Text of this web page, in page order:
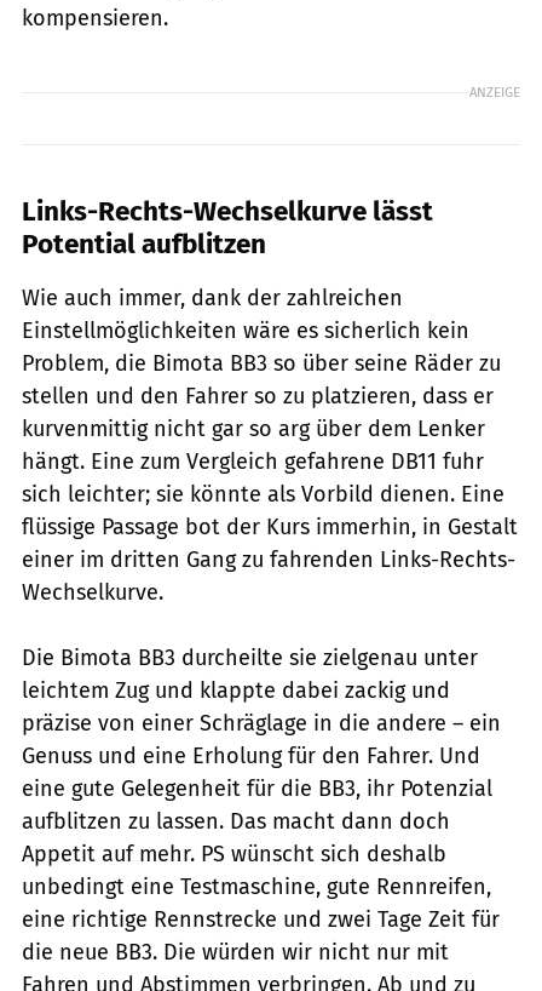
kompensieren.
ANZEIGE
Links-Rechts-Wechselkurve lässt
Potential aufblitzen
Wie auch immer, dank der zahlreichen
Einstellmöglichkeiten wäre es sicherlich kein
Problem, die Bimota BB3 so über seine Räder zu
stellen und den Fahrer so zu platzieren, dass er
kurvenmittig nicht gar so arg über dem Lenker
hängt. Eine zum Vergleich gefahrene DB11 fuhr
sich leichter; sie könnte als Vorbild dienen. Eine
flüssige Passage bot der Kurs immerhin, in Gestalt
einer im dritten Gang zu fahrenden Links-Rechts-
Wechselkurve.
Die Bimota BB3 durcheilte sie zielgenau unter
leichtem Zug und klappte dabei zackig und
präzise von einer Schräglage in die andere – ein
Genuss und eine Erholung für den Fahrer. Und
eine gute Gelegenheit für die BB3, ihr Potenzial
aufblitzen zu lassen. Das macht dann doch
Appetit auf mehr. PS wünscht sich deshalb
unbedingt eine Testmaschine, gute Rennreifen,
eine richtige Rennstrecke und zwei Tage Zeit für
die neue BB3. Die würden wir nicht nur mit
Fahren und Abstimmen verbringen. Ab und zu